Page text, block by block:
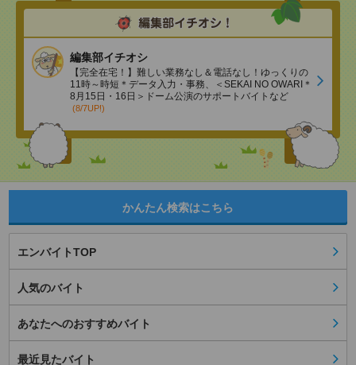
編集部イチオシ
【完全在宅！】難しい業務なし＆電話なし！ゆっくりの
11時～時短＊データ入力・事務、＜SEKAI NO OWARI＊
8月15日・16日＞ドーム公演のサポートバイトなど
(8/7UP!)
かんたん検索はこちら
エンバイトTOP
人気のバイト
あなたへのおすすめバイト
最近見たバイト